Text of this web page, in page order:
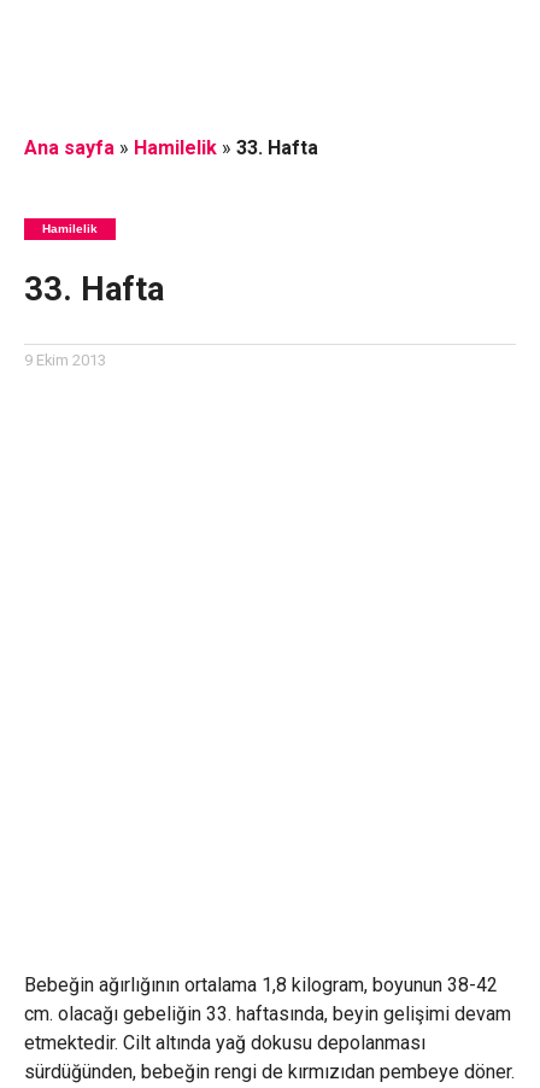
Ana sayfa» Hamilelik» 33. Hafta
Hamilelik
33. Hafta
9 Ekim 2013
Bebeğin ağırlığının ortalama 1,8 kilogram, boyunun 38-42
cm. olacağı gebeliğin 33. haftasında, beyin gelişimi devam
etmektedir. Cilt altında yağ dokusu depolanması
sürdüğünden, bebeğin rengi de kırmızıdan pembeye döner.